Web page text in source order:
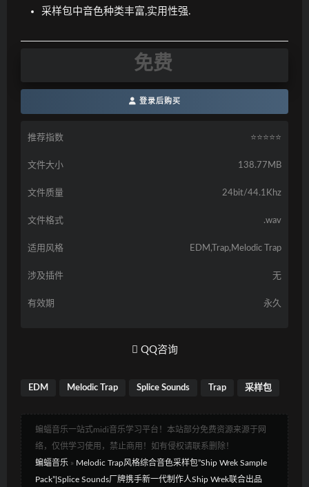
采样包中音色种类丰富,实用性强.
免费
登录后购买
推荐指数 ⭐️⭐️⭐️⭐️⭐️
文件大小 138.77MB
文件质量 24bit/44.1Khz
文件格式 .wav
适用风格 EDM,Trap,Melodic Trap
涉及插件 无
有效期 永久
QQ咨询
EDM Melodic Trap Splice Sounds Trap 采样包
蝙蝠音乐一站式midi音乐学习平台！本站部分免费资源来源于网
络，仅供学习使用，禁止商用！如有侵权请联系删除！
蝙蝠音乐 » Melodic Trap风格综合音色采样包”Ship Wrek Sample
Pack”|Splice Sounds厂牌携手新一代制作人Ship Wrek联合出品